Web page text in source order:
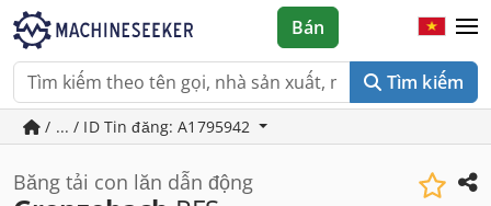
Tìm kiếm
Bán
/ ... / ID Tin đăng: A1795942
Băng tải con lăn dẫn động